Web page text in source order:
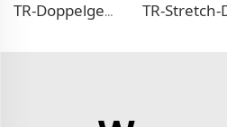
TR-Doppelgewebe-Kleidstoff